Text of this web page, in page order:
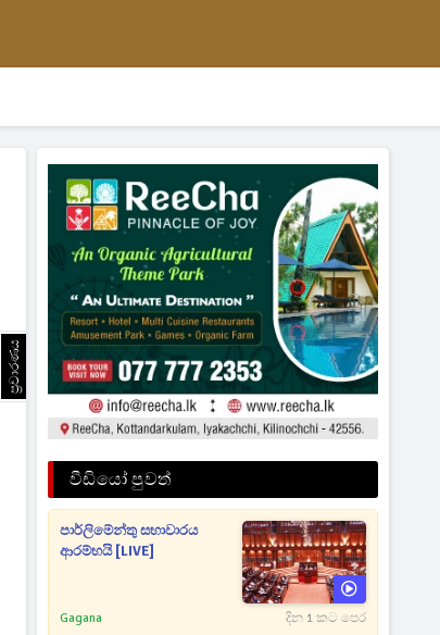
ප්‍රචාරණය
වීඩියෝ පුවත්
පාර්ලිමේන්තු සභාවාරය
ආරම්භයි [LIVE]
Gagana දින 1 කට පෙර